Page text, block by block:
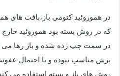
در هموروئید کتومی باز،بافت های
که در روش بسته بود هموروئید
در سمت چپ زده شده و باز رها می
برش مناسب نبوده و یا احتمال
روش های باز و بسته استفاده می